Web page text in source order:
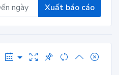
Xuất báo cáo